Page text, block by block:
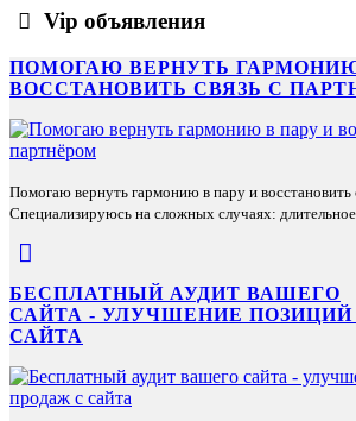
Vip объявления
ПОМОГАЮ ВЕРНУТЬ
ВОССТАНОВИТЬ СВЯЗЬ С
Помогаю вернуть гармонию в пару и восстановить
Специализируюсь на сложных случаях:
БЕСПЛАТНЫЙ АУДИТ ВАШЕГО
САЙТА - УЛУЧШЕНИЕ
САЙТА